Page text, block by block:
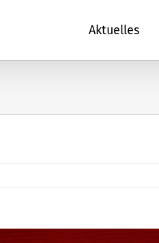
Aktuelles